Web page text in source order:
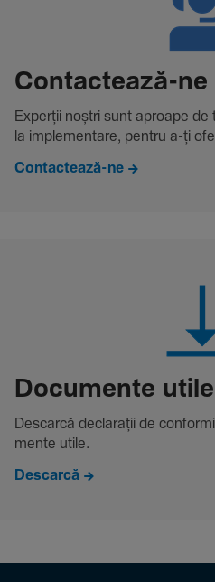
Contac­tează-ne
Experții noștri sunt aproape de
la imple­men­tare, pentru a-ți
Contactează-ne
Docu­mente utile
Descarcă decla­rații de
mente utile.
Descarcă